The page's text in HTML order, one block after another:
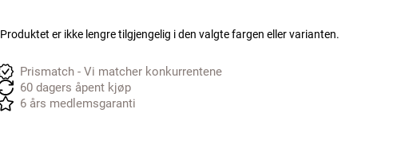
Produktet er ikke lengre tilgjengelig i den valgte fargen eller varianten.
Prismatch - Vi matcher konkurrentene
60 dagers åpent kjøp
6 års medlemsgaranti